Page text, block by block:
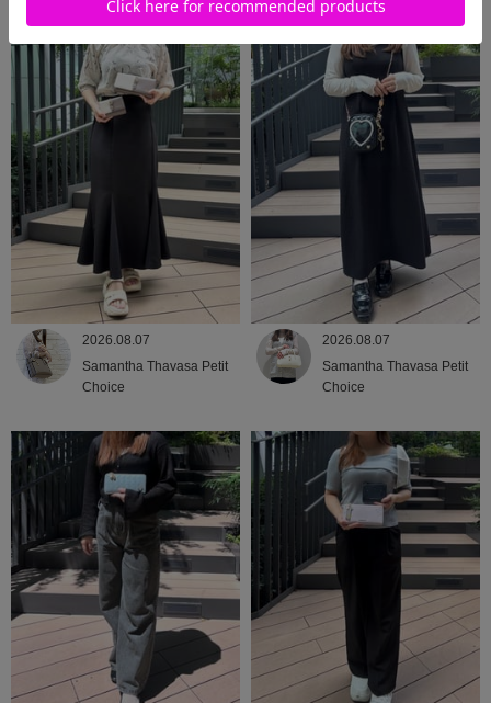
2026.08.07
Samantha Thavasa Petit
Choice
2026.08.07
Samantha Thavasa Petit
Choice